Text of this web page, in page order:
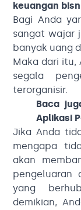
Bagi Anda
sangat wajar
banyak uang
Maka dari itu,
segala
terorganisir.
Baca
Aplikasi
Jika Anda
mengapa
akan
pengeluaran
yang
demikian,